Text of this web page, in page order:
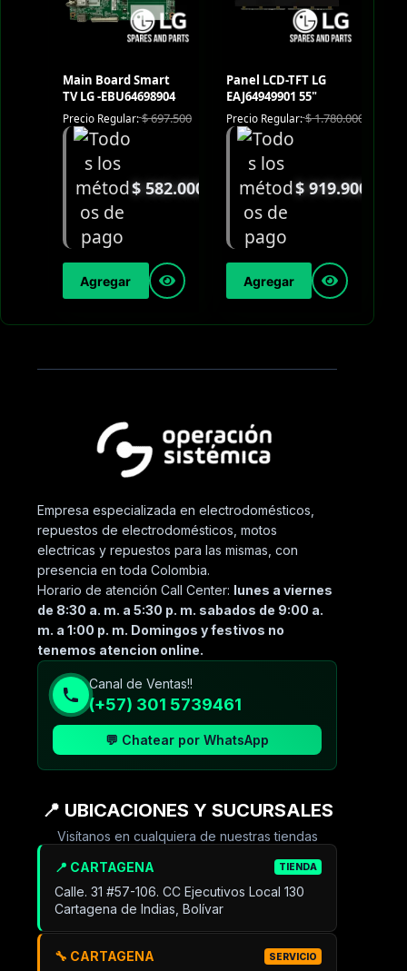
Main Board Smart
TV LG -EBU64698904
Precio Regular:$697.500
$582.000
Agregar
Panel LCD-TFT LG
EAJ64949901 55"
Precio Regular:$1.780.000
$919.900
Agregar
Empresa especializada en electrodomésticos,
repuestos de electrodomésticos, motos
electricas y repuestos para las mismas, con
presencia en toda Colombia.
Horario de atención Call Center: lunes a viernes
de 8:30 a. m. a 5:30 p. m. sabados de 9:00 a.
m. a 1:00 p. m. Domingos y festivos no
tenemos atencion online.
Canal de Ventas!!
(+57) 301 5739461
💬 Chatear por WhatsApp
📍 UBICACIONES Y SUCURSALES
Visítanos en cualquiera de nuestras tiendas
📍 CARTAGENA TIENDA
Calle. 31 #57-106. CC Ejecutivos Local 130
Cartagena de Indias, Bolívar
🔧 CARTAGENA SERVICIO